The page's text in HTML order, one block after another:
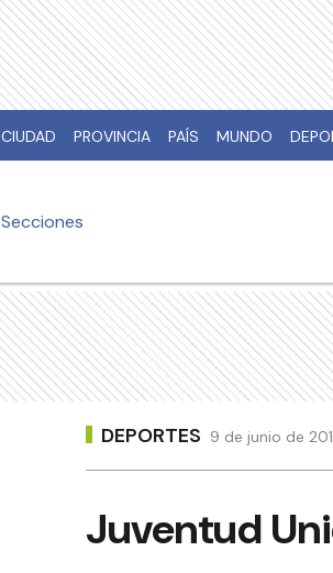
CIUDAD PROVINCIA PAÍS MUNDO
Secciones
DEPORTES 9 de junio de
Juventud